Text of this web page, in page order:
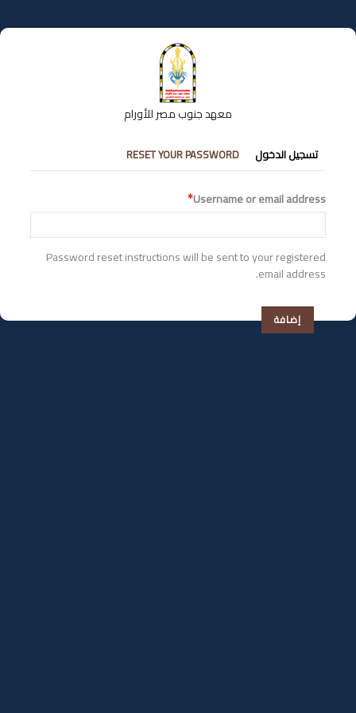
إلى
المحتوى
معهد جنوب مصر للأورام
التبويبات
الأساسية
تسجيل الدخول RESET YOUR PASSWORD
Username or email address
Password reset instructions will be sent to your registered
email address.